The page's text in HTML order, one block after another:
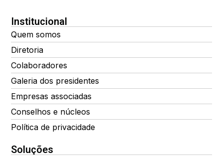
Institucional
Quem somos
Diretoria
Colaboradores
Galeria dos presidentes
Empresas associadas
Conselhos e núcleos
Política de privacidade
Soluções